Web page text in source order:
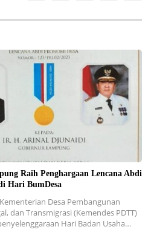
Raih Penghargaan Lencana Abdi
Hari BumDesa
Desa Pembangunan
dan Transmigrasi (Kemendes PDTT)
Hari Badan Usaha…